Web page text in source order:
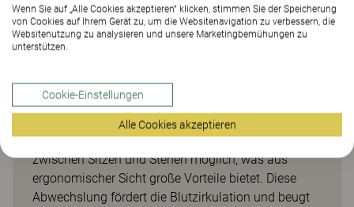
ausreichend Raum für Konzentration, selbst wenn
nur die Banklösung genutzt wird. Die Sichtblenden
können zwischen den Tischen oder an den Seiten
System ist höhenverstellbar und bietet somit die
Möglichkeit, die Arbeitshöhe des Tisches individuell
anzupassen. Jede Arbeitsfläche kann in der Höhe
verstellt werden. Dadurch ist ein bequemer Wechsel
zwischen Sitzen und Stehen möglich, was aus
ergonomischer Sicht große Vorteile bietet. Diese
Abwechslung fördert die Blutzirkulation und beugt
Wenn Sie auf „Alle Cookies akzeptieren“ klicken, stimmen Sie der Speicherung
von Cookies auf Ihrem Gerät zu, um die Websitenavigation zu verbessern, die
Websitenutzung zu analysieren und unsere Marketingbemühungen zu
unterstützen.
Cookie-Einstellungen
Alle Cookies akzeptieren